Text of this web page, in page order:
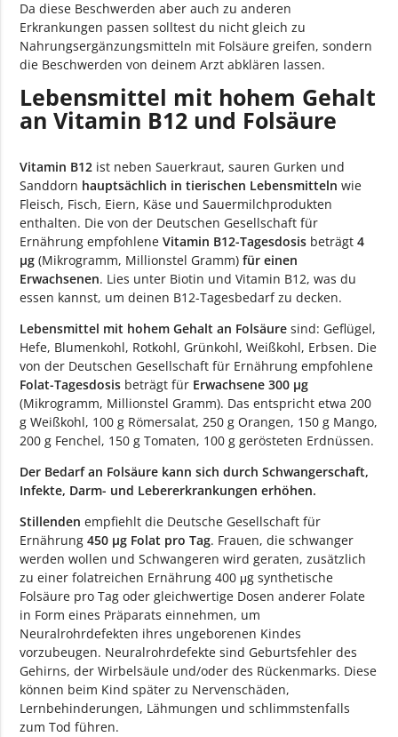
Da diese Beschwerden aber auch zu anderen
Erkrankungen passen solltest du nicht gleich zu
Nahrungsergänzungsmitteln mit Folsäure greifen, sondern
die Beschwerden von deinem Arzt abklären lassen.
Lebensmittel mit hohem Gehalt
an Vitamin B12 und Folsäure
Vitamin B12 ist neben Sauerkraut, sauren Gurken und
Sanddorn hauptsächlich in tierischen Lebensmitteln wie
Fleisch, Fisch, Eiern, Käse und Sauermilchprodukten
enthalten. Die von der Deutschen Gesellschaft für
Ernährung empfohleneVitamin B12-Tagesdosis beträgt4
µg(Mikrogramm, Millionstel Gramm)für einen
Erwachsenen. Lies unter Biotin und Vitamin B12, was du
essen kannst, um deinen B12-Tagesbedarf zu decken.
Lebensmittel mit hohem Gehalt an Folsäure sind: Geflügel,
Hefe, Blumenkohl, Rotkohl, Grünkohl, Weißkohl, Erbsen. Die
von der Deutschen Gesellschaft für Ernährung empfohlene
Folat-Tagesdosis beträgt für Erwachsene 300 µg
(Mikrogramm, Millionstel Gramm). Das entspricht etwa 200
g Weißkohl, 100 g Römersalat, 250 g Orangen, 150 g Mango,
200 g Fenchel, 150 g Tomaten, 100 g gerösteten Erdnüssen.
Der Bedarf an Folsäure kann sich durch Schwangerschaft,
Infekte, Darm- und Lebererkrankungen erhöhen.
Stillendenempfiehlt die Deutsche Gesellschaft für
Ernährung450 µg Folat pro Tag. Frauen, die schwanger
werden wollen und Schwangeren wird geraten, zusätzlich
zu einer folatreichen Ernährung 400 μg synthetische
Folsäure pro Tag oder gleichwertige Dosen anderer Folate
in Form eines Präparats einnehmen, um
Neuralrohrdefekten ihres ungeborenen Kindes
vorzubeugen. Neuralrohrdefekte sind Geburtsfehler des
Gehirns, der Wirbelsäule und/oder des Rückenmarks. Diese
können beim Kind später zu Nervenschäden,
Lernbehinderungen, Lähmungen und schlimmstenfalls
zum Tod führen.